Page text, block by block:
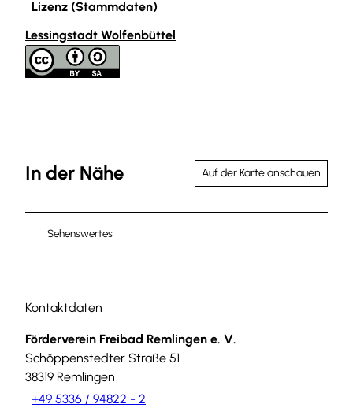
Lizenz (Stammdaten)
Lessingstadt Wolfenbüttel
In der Nähe Auf der Karte anschauen
Sehenswertes
Kontaktdaten
Förderverein Freibad Remlingen e. V.
Schöppenstedter Straße 51
38319 Remlingen
+49 5336 / 94822 - 2